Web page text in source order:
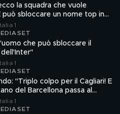
la squadra che vuole
può sbloccare un nome top in
1
che può sbloccare il
1
"Triplo colpo per il Cagliari! E
del Barcellona passa al
1